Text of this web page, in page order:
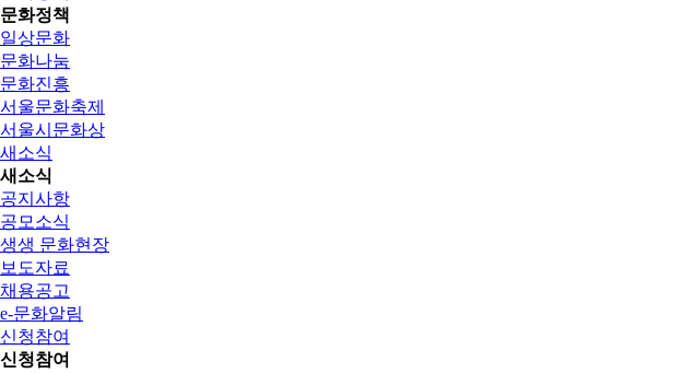
문화정책
일상문화
문화나눔
문화진흥
서울문화축제
서울시문화상
새소식
새소식
공지사항
공모소식
생생 문화현장
보도자료
채용공고
e-문화알림
신청참여
신청참여